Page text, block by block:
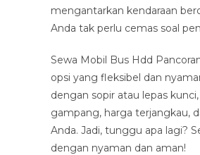
mengantarkan kendaraan
Anda tak perlu cemas soal
Sewa Mobil Bus Hdd
opsi yang fleksibel dan
dengan sopir atau lepas
gampang, harga terjangkau,
Anda. Jadi, tunggu apa lagi?
dengan nyaman dan aman!